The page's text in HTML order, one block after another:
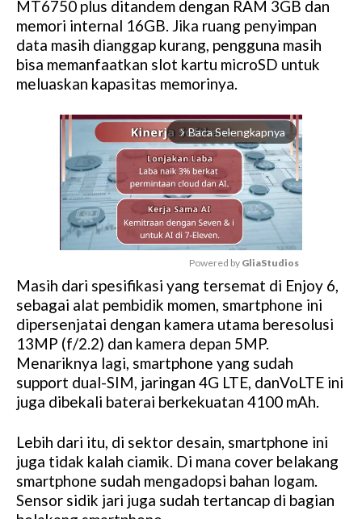
MT6750 plus ditandem dengan RAM 3GB dan
memori internal 16GB. Jika ruang penyimpan
data masih dianggap kurang, pengguna masih
bisa memanfaatkan slot kartu microSD untuk
meluaskan kapasitas memorinya.
arrow_forward_ios Baca Selengkapnya
M
u
t
e
Powered by GliaStudios
Masih dari spesifikasi yang tersemat di Enjoy 6,
sebagai alat pembidik momen, smartphone ini
dipersenjatai dengan kamera utama beresolusi
13MP (f/2.2) dan kamera depan 5MP.
Menariknya lagi, smartphone yang sudah
support dual-SIM, jaringan 4G LTE, danVoLTE ini
juga dibekali baterai berkekuatan 4100 mAh.
Lebih dari itu, di sektor desain, smartphone ini
juga tidak kalah ciamik. Di mana cover belakang
smartphone sudah mengadopsi bahan logam.
Sensor sidik jari juga sudah tertancap di bagian